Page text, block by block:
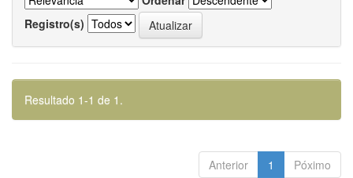
Registro(s)
Resultado 1-1 de 1.
Anterior 1 Póximo